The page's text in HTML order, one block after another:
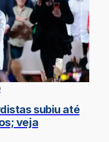
subiu até
veja